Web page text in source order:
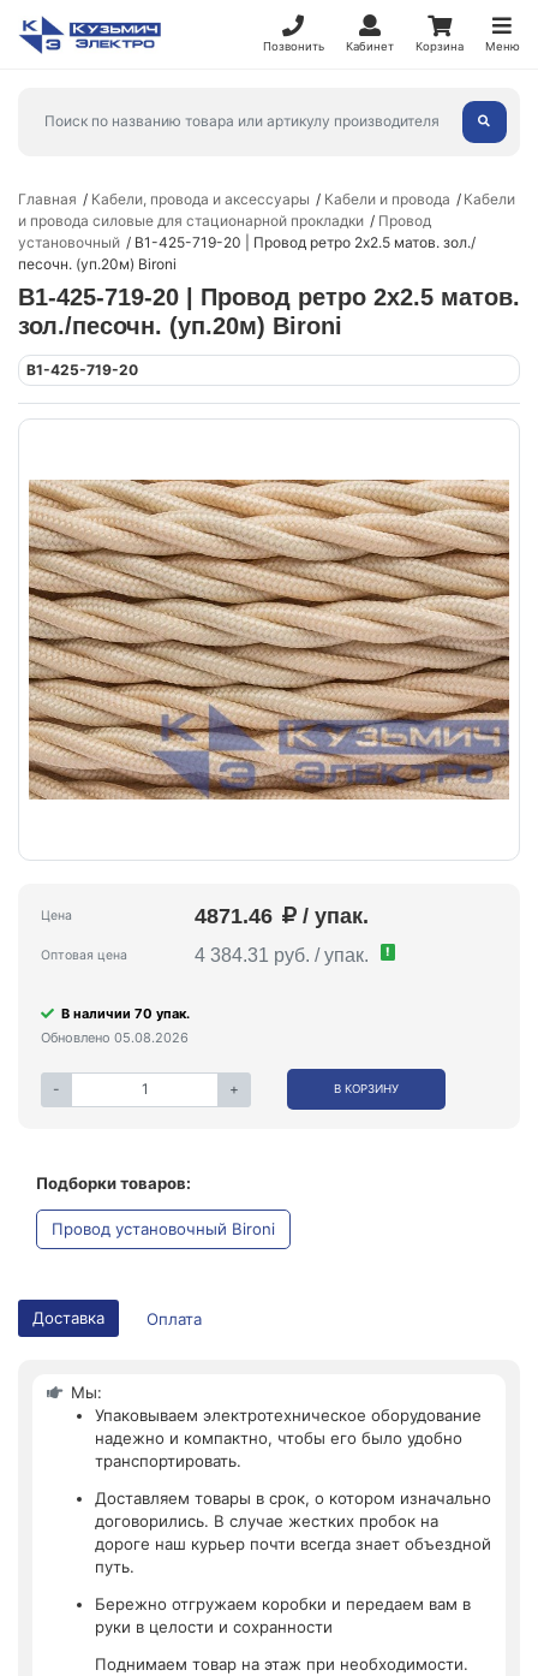
Позвонить Кабинет Корзина Меню
Главная Кабели, провода и аксессуары Кабели и провода
Кабели
и провода силовые для стационарной прокладки
Провод
установочный
B1-425-719-20 | Провод ретро 2х2.5 матов. зол./
песочн. (уп.20м) Bironi
B1-425-719-20 | Провод ретро 2х2.5 матов.
зол./песочн. (уп.20м) Bironi
B1-425-719-20
Цена 4871.46 / упак.
Оптовая цена 4 384.31 руб. / упак. !
В наличии 70 упак.
Обновлено 05.08.2026
- + В КОРЗИНУ
Подборки товаров:
Провод установочный Bironi
Доставка Оплата
Мы:
Упаковываем электротехническое оборудование
надежно и компактно, чтобы его было удобно
транспортировать.
Доставляем товары в срок, о котором изначально
договорились. В случае жестких пробок на
дороге наш курьер почти всегда знает объездной
путь.
Бережно отгружаем коробки и передаем вам в
руки в целости и сохранности
Поднимаем товар на этаж при необходимости.